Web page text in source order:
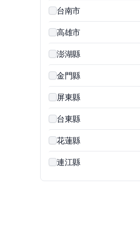
台南市
高雄市
澎湖縣
金門縣
屏東縣
台東縣
花蓮縣
連江縣